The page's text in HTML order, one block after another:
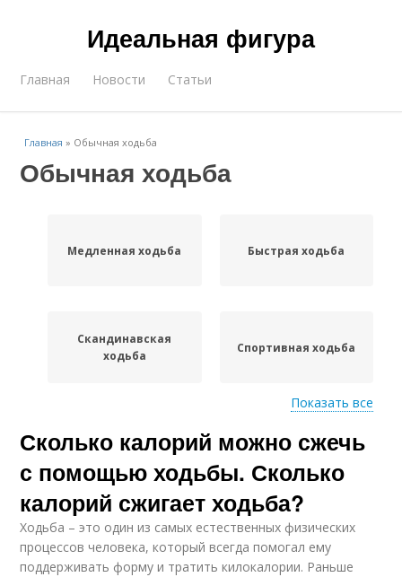
Идеальная фигура
Главная Новости Статьи
Главная » Обычная ходьба
Обычная ходьба
Медленная ходьба Быстрая ходьба
Скандинавская
ходьба
Спортивная ходьба
Калории при ходьбе
Показать все
Сколько калорий можно сжечь
с помощью ходьбы. Сколько
калорий сжигает ходьба?
Ходьба – это один из самых естественных физических
процессов человека, который всегда помогал ему
поддерживать форму и тратить килокалории. Раньше